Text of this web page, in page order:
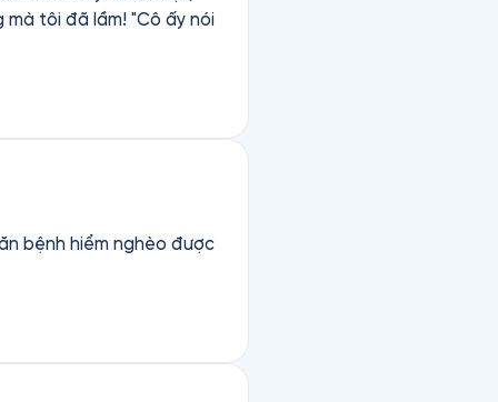
mà tôi đã lầm! "Cô ấy nói
bệnh hiểm nghèo được